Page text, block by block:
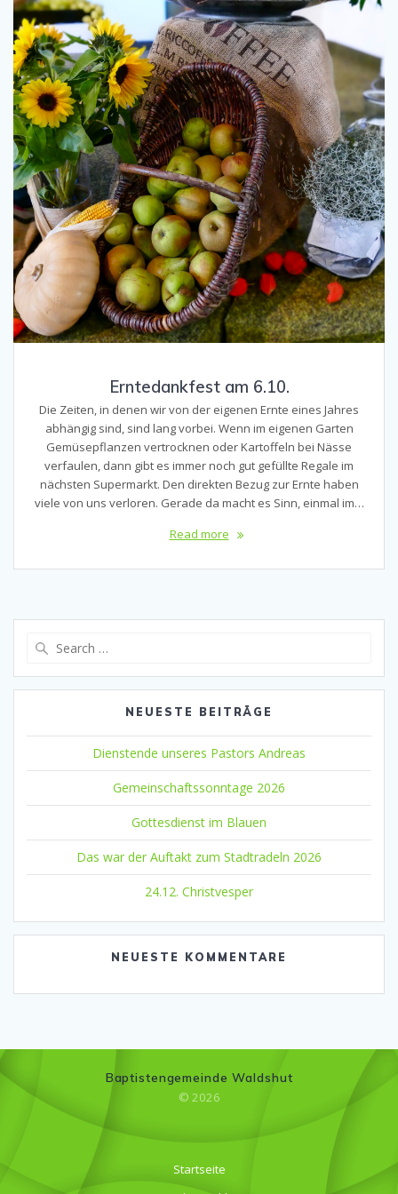
Erntedankfest am 6.10.
Die Zeiten, in denen wir von der eigenen Ernte eines Jahres
abhängig sind, sind lang vorbei. Wenn im eigenen Garten
Gemüsepflanzen vertrocknen oder Kartoffeln bei Nässe
verfaulen, dann gibt es immer noch gut gefüllte Regale im
nächsten Supermarkt. Den direkten Bezug zur Ernte haben
viele von uns verloren. Gerade da macht es Sinn, einmal im…
Read more
NEUESTE BEITRÄGE
Dienstende unseres Pastors Andreas
Gemeinschaftssonntage 2026
Gottesdienst im Blauen
Das war der Auftakt zum Stadtradeln 2026
24.12. Christvesper
NEUESTE KOMMENTARE
Baptistengemeinde Waldshut
© 2026
Startseite